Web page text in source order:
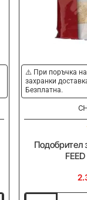
⚠️ При поръчка на
захранки
Безплатна.
Подобрител